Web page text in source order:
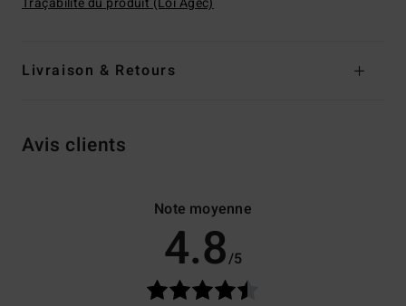
Livraison & Retours
Avis clients
Note moyenne
4.8/5